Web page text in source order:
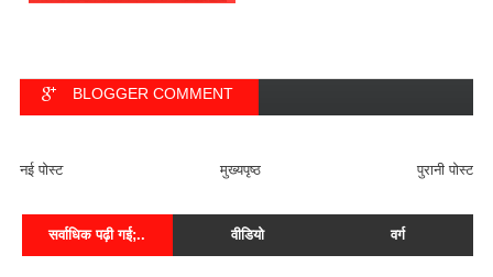
BLOGGER COMMENT
नई पोस्ट पुरानी पोस्ट
मुख्यपृष्ठ
सर्वाधिक पढ़ी गई;.. वीडियो वर्ग